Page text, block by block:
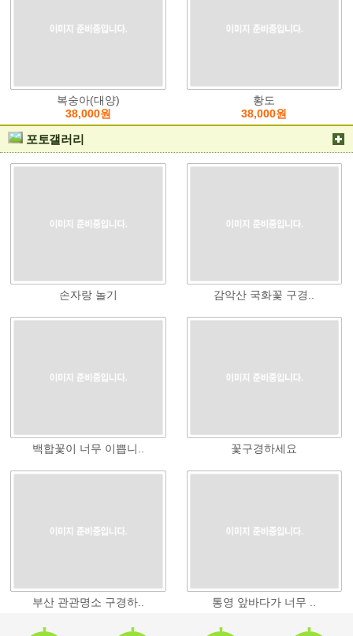
복숭아(대양)
38,000원
황도
38,000원
포토갤러리
손자랑 놀기 감악산 국화꽃 구경..
백합꽃이 너무 이쁩니.. 꽃구경하세요
부산 관관명소 구경하.. 통영 앞바다가 너무 ..